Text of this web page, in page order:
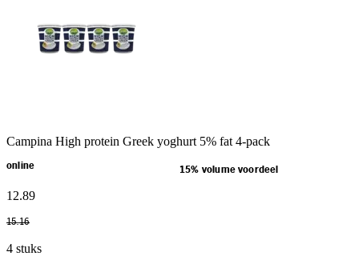
Campina High protein Greek yoghurt 5% fat 4-pack
online 15% volume voordeel
12.89
15.16
4 stuks